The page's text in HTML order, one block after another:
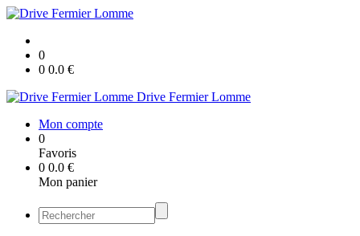
0
0 0.0 €
Drive Fermier Lomme
Mon compte
0
Favoris
0 0.0 €
Mon panier